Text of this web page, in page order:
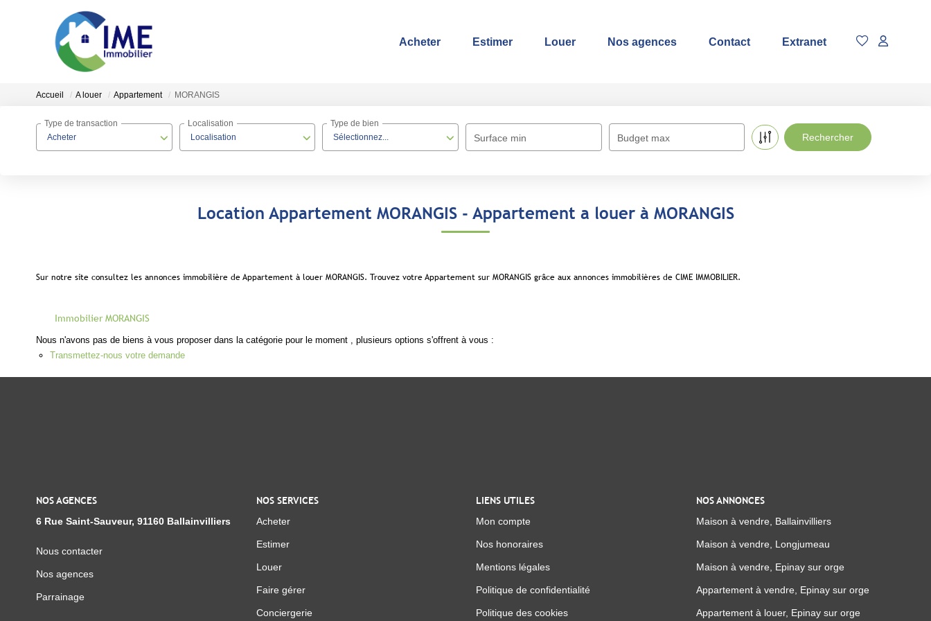
Acheter Estimer Louer Nos agences Contact Extranet
Accueil A louer Appartement MORANGIS
Acheter
Type de transaction
Localisation
Localisation
Sélectionnez...
Type de bien
Surface min Budget max
Location Appartement MORANGIS - Appartement a louer à MORANGIS
Sur notre site consultez les annonces immobilière de Appartement à louer MORANGIS. Trouvez votre Appartement sur MORANGIS grâce aux annonces immobilières de CIME IMMOBILIER.
Immobilier MORANGIS
Nous n'avons pas de biens à vous proposer dans la catégorie pour le moment , plusieurs options s'offrent à vous :
Transmettez-nous votre demande
NOS AGENCES
6 Rue Saint-Sauveur, 91160 Ballainvilliers
Nous contacter
Nos agences
Parrainage
NOS SERVICES
Acheter
Estimer
Louer
Faire gérer
Conciergerie
LIENS UTILES
Mon compte
Nos honoraires
Mentions légales
Politique de confidentialité
Politique des cookies
NOS ANNONCES
Maison à vendre, Ballainvilliers
Maison à vendre, Longjumeau
Maison à vendre, Epinay sur orge
Appartement à vendre, Epinay sur orge
Appartement à louer, Epinay sur orge